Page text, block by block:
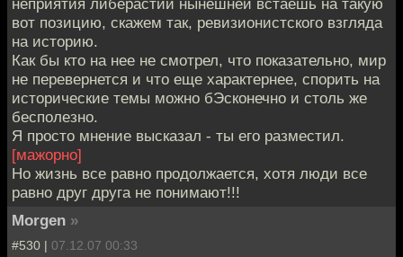
вот позицию, скажем так, ревизионистского взгляда
на историю.
Как бы кто на нее не смотрел, что показательно, мир
не перевернется и что еще характернее, спорить на
исторические темы можно бЭсконечно и столь же
бесполезно.
Я просто мнение высказал - ты его разместил.
[мажорно]
Но жизнь все равно продолжается, хотя люди все
равно друг друга не понимают!!!
Morgen »
#530 | 07.12.07 00:33